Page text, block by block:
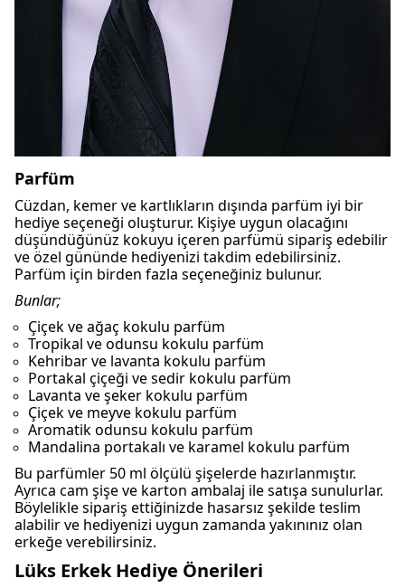
Parfüm
Cüzdan, kemer ve kartlıkların dışında parfüm iyi bir
hediye seçeneği oluşturur. Kişiye uygun olacağını
düşündüğünüz kokuyu içeren parfümü sipariş edebilir
ve özel gününde hediyenizi takdim edebilirsiniz.
Parfüm için birden fazla seçeneğiniz bulunur.
Bunlar;
Çiçek ve ağaç kokulu parfüm
Tropikal ve odunsu kokulu parfüm
Kehribar ve lavanta kokulu parfüm
Portakal çiçeği ve sedir kokulu parfüm
Lavanta ve şeker kokulu parfüm
Çiçek ve meyve kokulu parfüm
Aromatik odunsu kokulu parfüm
Mandalina portakalı ve karamel kokulu parfüm
Bu parfümler 50 ml ölçülü şişelerde hazırlanmıştır.
Ayrıca cam şişe ve karton ambalaj ile satışa sunulurlar.
Böylelikle sipariş ettiğinizde hasarsız şekilde teslim
alabilir ve hediyenizi uygun zamanda yakınınız olan
erkeğe verebilirsiniz.
Lüks Erkek Hediye Önerileri